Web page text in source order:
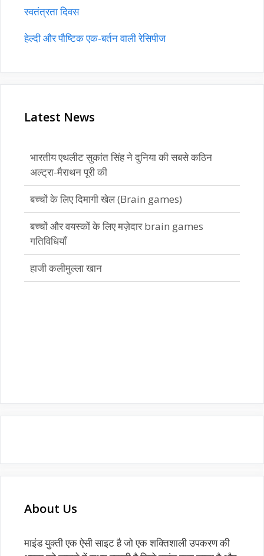
स्वतंत्रता दिवस
हेल्दी और पौष्टिक एक-बर्तन वाली रेसिपीज
Latest News
भारतीय एथलीट सुकांत सिंह ने दुनिया की सबसे कठिन
बच्चों के लिए दिमागी खेल (Brain games)
बच्चों और वयस्कों के लिए मज़ेदार brain games
गतिविधियाँ
हाजी कलीमुल्ला खान
भारतीय एथलीट सुकांत सिंह ने दुनिया की सबसे कठिन
अल्ट्रा-मैराथन पूरी की
About Us
माइंड युक्ती एक ऐसी साइट है जो एक शक्तिशाली उपकरण की